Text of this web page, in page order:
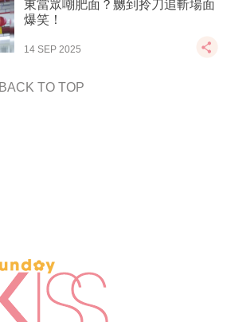
東當眾嘲肥面？嬲到拎刀追斬場面
爆笑！
14 SEP 2025
BACK TO TOP